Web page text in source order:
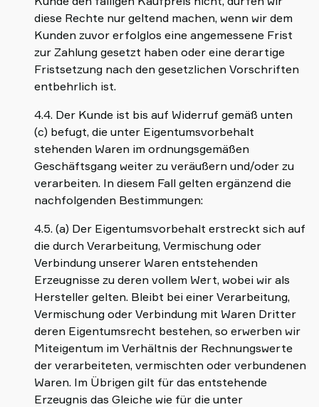
diese Rechte nur geltend machen, wenn wir dem
Kunden zuvor erfolglos eine angemessene Frist
zur Zahlung gesetzt haben oder eine derartige
Fristsetzung nach den gesetzlichen Vorschriften
entbehrlich ist.
4.4. Der Kunde ist bis auf Widerruf gemäß unten
(c) befugt, die unter Eigentumsvorbehalt
stehenden Waren im ordnungsgemäßen
Geschäftsgang weiter zu veräußern und/oder zu
verarbeiten. In diesem Fall gelten ergänzend die
nachfolgenden Bestimmungen:
4.5. (a) Der Eigentumsvorbehalt erstreckt sich auf
die durch Verarbeitung, Vermischung oder
Verbindung unserer Waren entstehenden
Erzeugnisse zu deren vollem Wert, wobei wir als
Hersteller gelten. Bleibt bei einer Verarbeitung,
Vermischung oder Verbindung mit Waren Dritter
deren Eigentumsrecht bestehen, so erwerben wir
Miteigentum im Verhältnis der Rechnungswerte
der verarbeiteten, vermischten oder verbundenen
Waren. Im Übrigen gilt für das entstehende
Erzeugnis das Gleiche wie für die unter